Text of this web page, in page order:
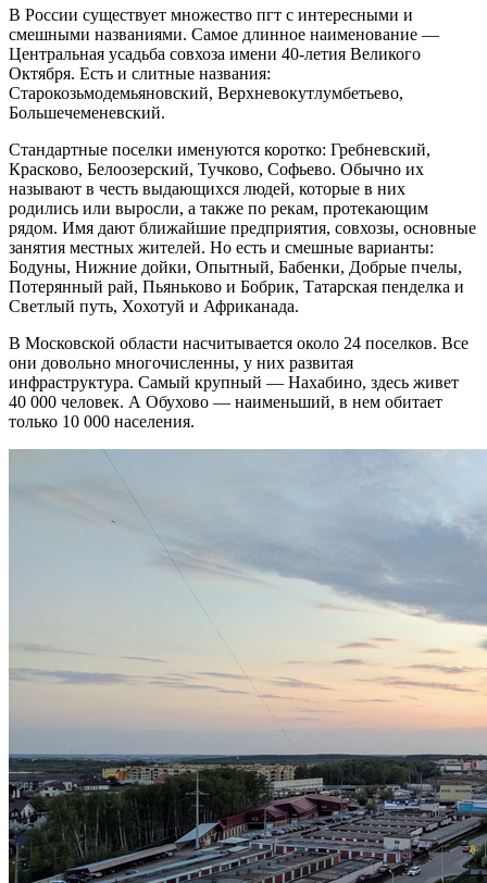
В России существует множество пгт с интересными и
смешными названиями. Самое длинное наименование —
Центральная усадьба совхоза имени 40-летия Великого
Октября. Есть и слитные названия:
Старокозьмодемьяновский, Верхневокутлумбетьево,
Большечеменевский.
Стандартные поселки именуются коротко: Гребневский,
Красково, Белоозерский, Тучково, Софьево. Обычно их
называют в честь выдающихся людей, которые в них
родились или выросли, а также по рекам, протекающим
рядом. Имя дают ближайшие предприятия, совхозы, основные
занятия местных жителей. Но есть и смешные варианты:
Бодуны, Нижние дойки, Опытный, Бабенки, Добрые пчелы,
Потерянный рай, Пьяньково и Бобрик, Татарская пенделка и
Светлый путь, Хохотуй и Африканада.
В Московской области насчитывается около 24 поселков. Все
они довольно многочисленны, у них развитая
инфраструктура. Самый крупный — Нахабино, здесь живет
40 000 человек. А Обухово — наименьший, в нем обитает
только 10 000 населения.